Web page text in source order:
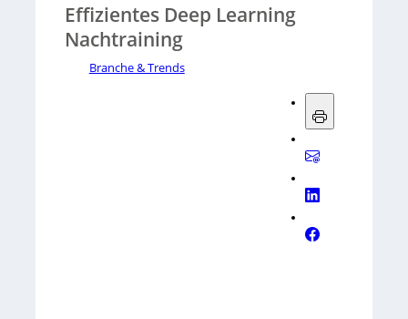
Effizientes Deep Learning
Nachtraining
Branche & Trends